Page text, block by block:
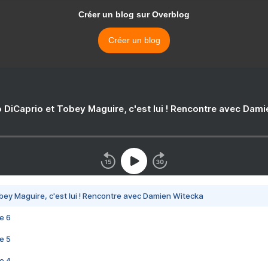
Créer un blog sur Overblog
Créer un blog
DiCaprio et Tobey Maguire, c'est lui ! Rencontre avec
Maguire, c'est lui ! Rencontre avec Damien Witecka
6
5